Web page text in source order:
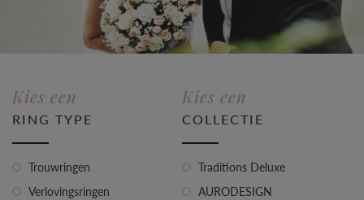
Kies een
RING TYPE
Trouwringen
Verlovingsringen
Kies een
COLLECTIE
Traditions Deluxe
AURODESIGN